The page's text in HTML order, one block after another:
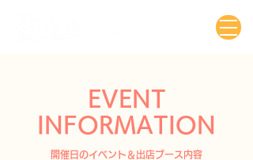
EVENT
INFORMATION
開催日のイベント＆出店ブース内容